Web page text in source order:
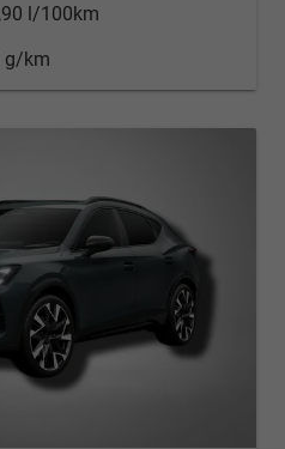
l/100km
g/km